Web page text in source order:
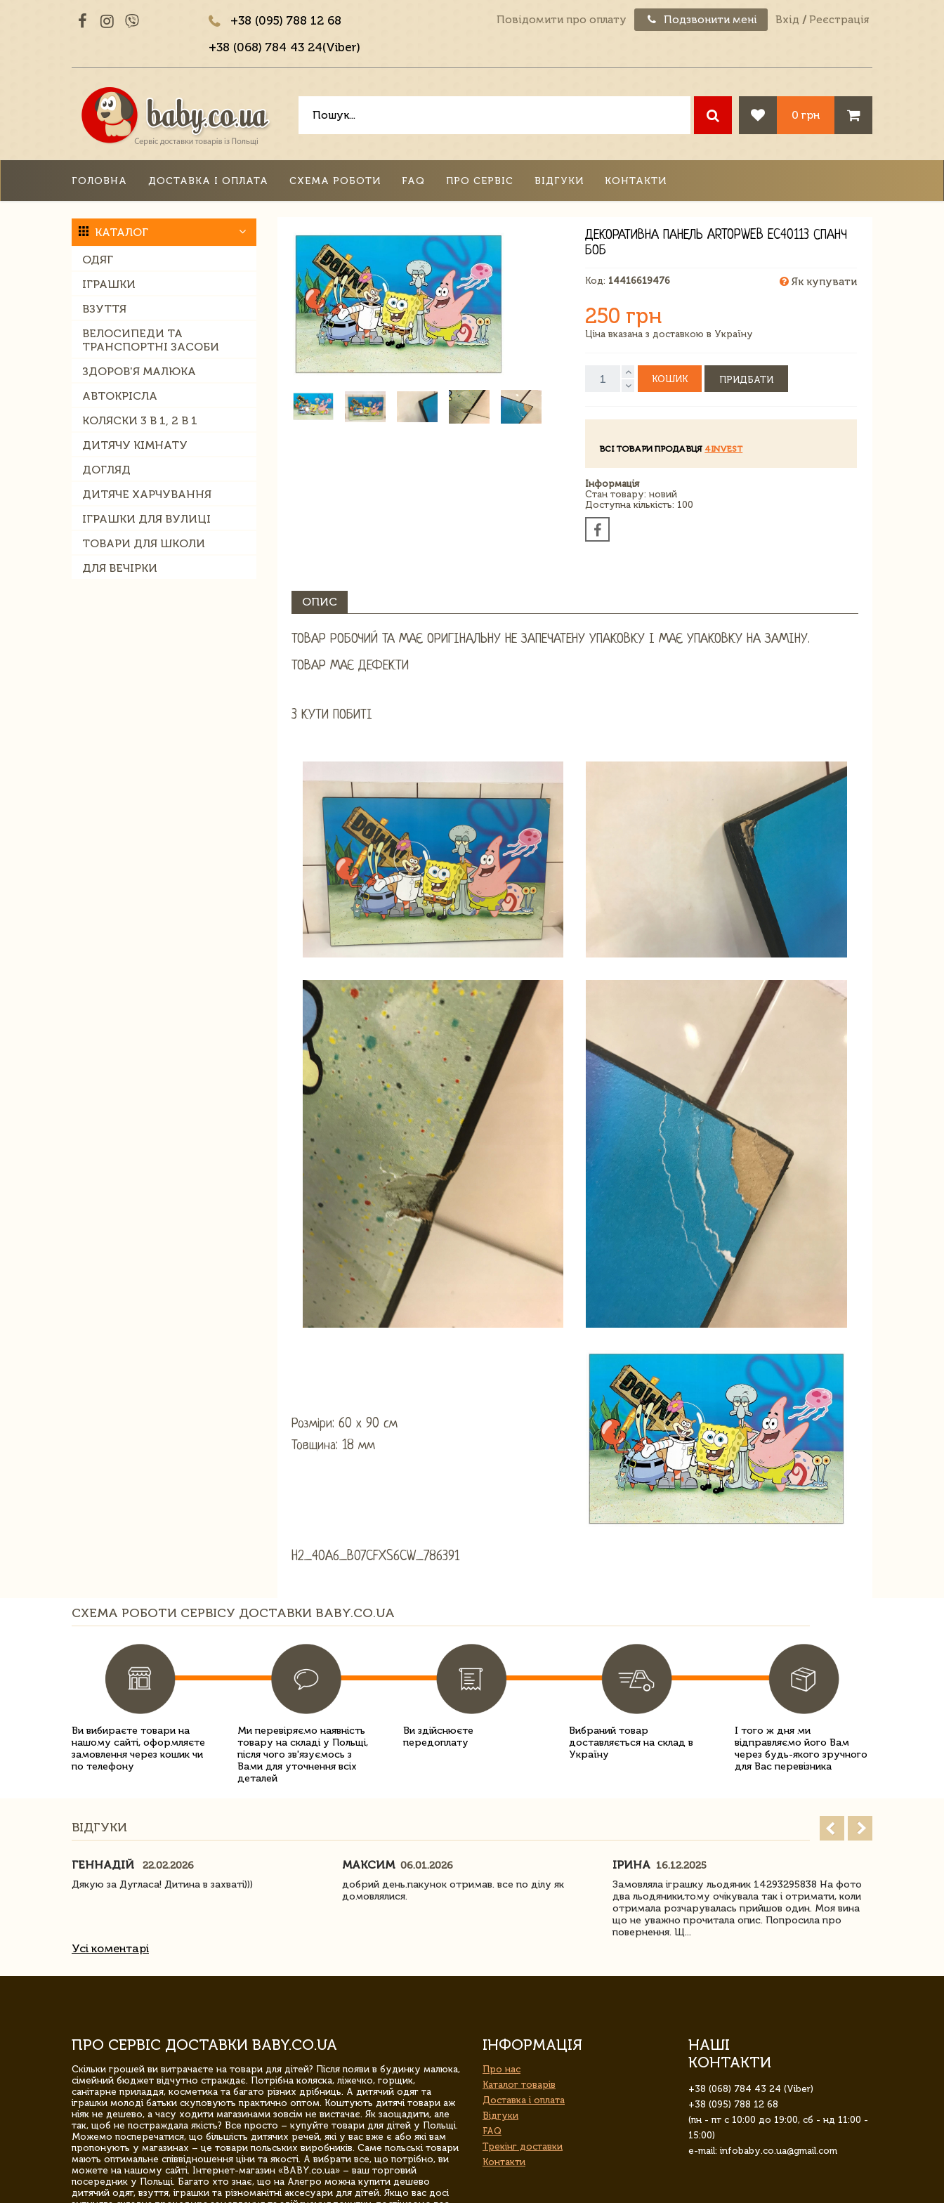
+38 (095) 788 12 68
+38 (068) 784 43 24(Viber)
Повідомити про оплату Подзвонити мені Вхід / Реєстрація
0 грн
ГОЛОВНА ДОСТАВКА І ОПЛАТА СХЕМА РОБОТИ FAQ ПРО СЕРВІС ВІДГУКИ КОНТАКТИ
КАТАЛОГ
ОДЯГ
ІГРАШКИ
ВЗУТТЯ
ВЕЛОСИПЕДИ ТА
ТРАНСПОРТНІ ЗАСОБИ
ЗДОРОВ'Я МАЛЮКА
АВТОКРІСЛА
КОЛЯСКИ 3 В 1, 2 В 1
ДИТЯЧУ КІМНАТУ
ДОГЛЯД
ДИТЯЧЕ ХАРЧУВАННЯ
ІГРАШКИ ДЛЯ ВУЛИЦІ
ТОВАРИ ДЛЯ ШКОЛИ
ДЛЯ ВЕЧІРКИ
ДЕКОРАТИВНА ПАНЕЛЬ ARTOPWEB EC40113 СПАНЧ
БОБ
Код: 14416619476 Як купувати
250 грн
Ціна вказана з доставкою в Україну
КОШИК ПРИДБАТИ
ВСІ ТОВАРИ ПРОДАВЦЯ 4INVEST
Інформація
Стан товару: новий
Доступна кількість: 100
ОПИС
ТОВАР РОБОЧИЙ ТА МАЄ ОРИГІНАЛЬНУ НЕ ЗАПЕЧАТЕНУ УПАКОВКУ І МАЄ УПАКОВКУ НА ЗАМІНУ.
ТОВАР МАЄ ДЕФЕКТИ
3 КУТИ ПОБИТІ
Розміри: 60 х 90 см
Товщина: 18 мм
H2_40A6_B07CFXS6CW_786391
СХЕМА РОБОТИ СЕРВІСУ ДОСТАВКИ BABY.CO.UA
Ви вибираєте товари на
нашому сайті, оформляєте
замовлення через кошик чи
по телефону
Ми перевіряємо наявність
товару на складі у Польщі,
після чого зв'язуємось з
Вами для уточнення всіх
деталей
Ви здійснюєте
передоплату
Вибраний товар
доставляється на склад в
Україну
І того ж дня ми
відправляємо його Вам
через будь-якого зручного
для Вас перевізника
ВІДГУКИ
ГЕННАДІЙ
22.02.2026
Дякую за Дугласа! Дитина в захваті)))
МАКСИМ 06.01.2026
добрий день.пакунок отримав. все по ділу як
домовлялися.
ІРИНА 16.12.2025
Замовляла іграшку льодяник 14293295838 На фото
два льодяники,тому очікувала так і отримати, коли
отримала розчарувалась прийшов один. Моя вина
що не уважно прочитала опис. Попросила про
повернення. Щ...
Усі коментарі
ПРО СЕРВІС ДОСТАВКИ BABY.CO.UA
Скільки грошей ви витрачаєте на товари для дітей? Після появи в будинку малюка,
сімейний бюджет відчутно страждає. Потрібна коляска, ліжечко, горщик,
санітарне приладдя, косметика та багато різних дрібниць. А дитячий одяг та
іграшки молоді батьки скуповують практично оптом. Коштують дитячі товари аж
ніяк не дешево, а часу ходити магазинами зовсім не вистачає. Як заощадити, але
так, щоб не постраждала якість? Все просто – купуйте товари для дітей у Польщі.
Можемо посперечатися, що більшість дитячих речей, які у вас вже є або які вам
пропонують у магазинах – це товари польських виробників. Саме польські товари
мають оптимальне співвідношення ціни та якості. А вибрати все, що потрібно, ви
можете на нашому сайті. Інтернет-магазин «BABY.co.ua» – ваш торговий
посередник у Польщі. Багато хто знає, що на Алегро можна купити дешево
дитячий одяг, взуття, іграшки та різноманітні аксесуари для дітей. Якщо вас досі
ІНФОРМАЦІЯ
Про нас
Каталог товарів
Доставка і оплата
Відгуки
FAQ
Трекінг доставки
Контакти
НАШІ
КОНТАКТИ
+38 (068) 784 43 24 (Viber)
+38 (095) 788 12 68
(пн - пт с 10:00 до 19:00, сб - нд 11:00 -
15:00)
e-mail: infobaby.co.ua@gmail.com